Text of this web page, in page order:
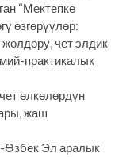
“Мектепке
өзгөрүүлөр:
жолдору, чет элдик
практикалык
өлкөлөрдүн
жаш
Өзбек Эл аралык